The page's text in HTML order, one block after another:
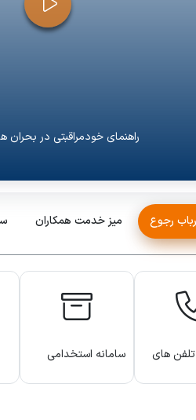
راهنمای خودمراقبتی در بحران
رجوع میز خدمت همکاران
های
سامانه استخدامی